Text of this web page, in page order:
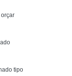
tipo